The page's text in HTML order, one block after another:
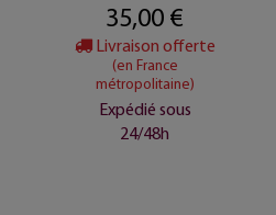
35,00 €
Livraison offerte
(en France
métropolitaine)
Expédié sous
24/48h